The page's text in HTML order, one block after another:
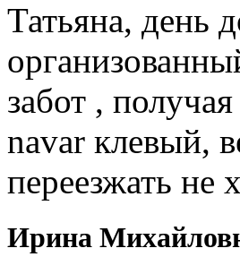
Татьяна, день
забот ,
navar клевый,
переезжать не
Ирина